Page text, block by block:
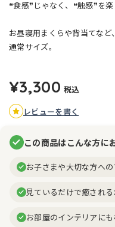
❝食感❞じゃなく、❝触感❞を楽
お昼寝用まくらや背当てな
通常サイズ。
¥3,300 税込
レビューを書く
この商品はこんな方に
お子さまや大切な方へ
見ているだけで癒され
お部屋のインテリアに